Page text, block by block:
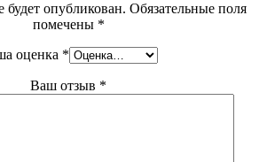
будет опубликован. Обязательные поля
помечены *
оценка *
Ваш отзыв *